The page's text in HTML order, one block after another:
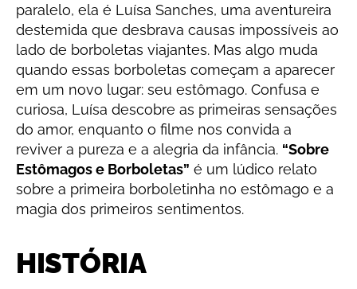
paralelo, ela é Luísa Sanches, uma aventureira
destemida que desbrava causas impossíveis ao
lado de borboletas viajantes. Mas algo muda
quando essas borboletas começam a aparecer
em um novo lugar: seu estômago. Confusa e
curiosa, Luísa descobre as primeiras sensações
do amor, enquanto o filme nos convida a
reviver a pureza e a alegria da infância. “Sobre
Estômagos e Borboletas” é um lúdico relato
sobre a primeira borboletinha no estômago e a
magia dos primeiros sentimentos.
HISTÓRIA